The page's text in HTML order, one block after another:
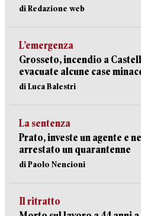
di Redazione web
L’emergenza
Grosseto, incendio a
evacuate alcune case
di Luca Balestri
La sentenza
Prato, investe un agente e
arrestato un quarantenne
di Paolo Nencioni
Il ritratto